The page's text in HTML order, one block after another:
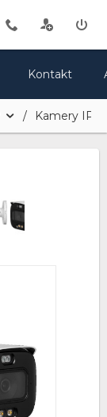
Kontakt
Kamery IP